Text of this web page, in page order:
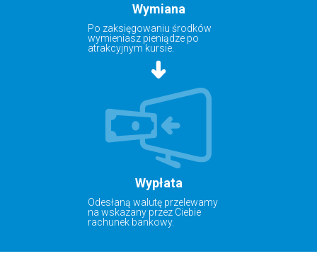
Wymiana
Po zaksięgowaniu środków
wymieniasz pieniądze po
atrakcyjnym kursie.
Wypłata
Odesłaną walutę przelewamy
na wskazany przez Ciebie
rachunek bankowy.